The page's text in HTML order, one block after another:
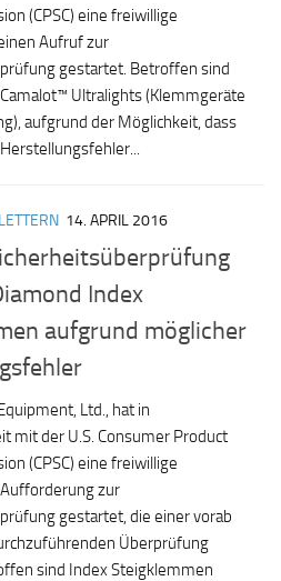
(CPSC) eine freiwillige
Aufruf zur
gestartet. Betroffen sind
Ultralights (Klemmgeräte
aufgrund der Möglichkeit, dass
14. APRIL 2016
Index
aufgrund möglicher
Ltd., hat in
mit der U.S. Consumer Product
(CPSC) eine freiwillige
zur
gestartet, die einer vorab
Überprüfung
sind Index Steigklemmen